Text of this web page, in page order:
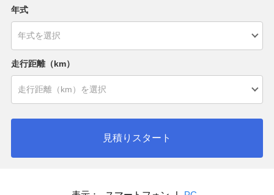
年式
走行距離（km）
見積りスタート